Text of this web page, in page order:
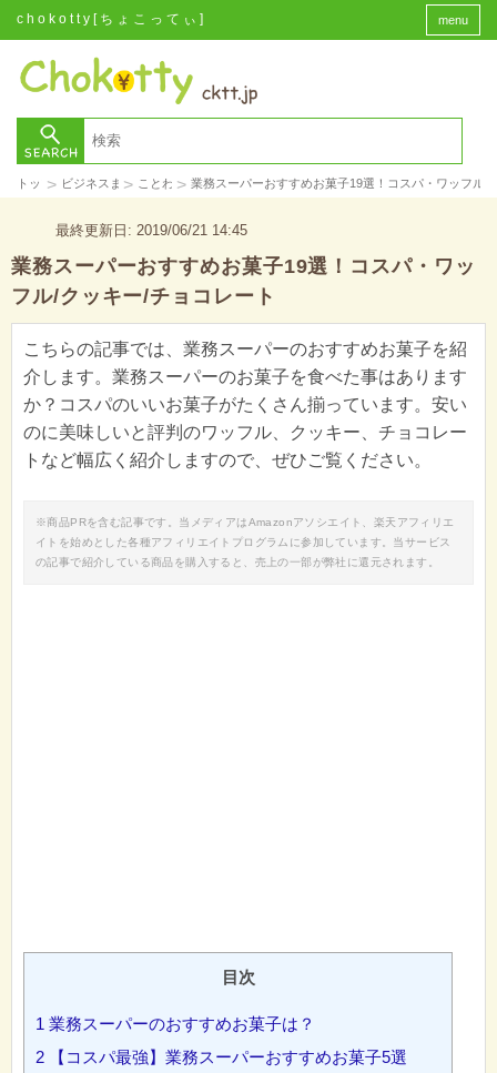
chokotty[ちょこってぃ] menu
トップ> ビジネスまとめ
> ことわざ
> 業務スーパーおすすめお菓子19選！コスパ・ワッフル/
最終更新日: 2019/06/21 14:45
業務スーパーおすすめお菓子19選！コスパ・ワッ
フル/クッキー/チョコレート
こちらの記事では、業務スーパーのおすすめお菓子を紹
介します。業務スーパーのお菓子を食べた事はあります
か？コスパのいいお菓子がたくさん揃っています。安い
のに美味しいと評判のワッフル、クッキー、チョコレー
トなど幅広く紹介しますので、ぜひご覧ください。
※商品PRを含む記事です。当メディアはAmazonアソシエイト、楽天アフィリエ
イトを始めとした各種アフィリエイトプログラムに参加しています。当サービス
の記事で紹介している商品を購入すると、売上の一部が弊社に還元されます。
目次
1 業務スーパーのおすすめお菓子は？
2 【コスパ最強】業務スーパーおすすめお菓子5選